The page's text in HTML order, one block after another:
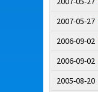
2007-05-27
2006-09-02
2006-09-02
2005-08-20